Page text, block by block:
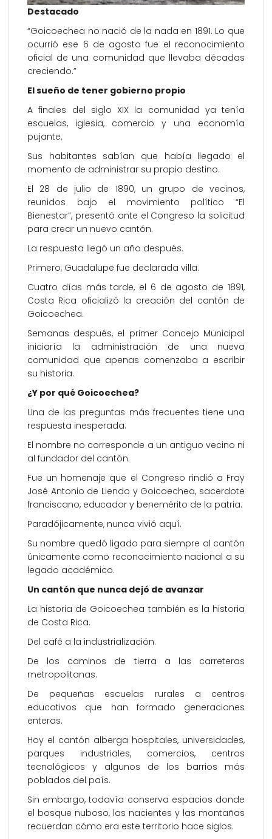
Destacado
“Goicoechea no nació de la nada en 1891. Lo que
ocurrió ese 6 de agosto fue el reconocimiento
oficial de una comunidad que llevaba décadas
creciendo.”
El sueño de tener gobierno propio
A finales del siglo XIX la comunidad ya tenía
escuelas, iglesia, comercio y una economía
pujante.
Sus habitantes sabían que había llegado el
momento de administrar su propio destino.
El 28 de julio de 1890, un grupo de vecinos,
reunidos bajo el movimiento político “El
Bienestar”, presentó ante el Congreso la solicitud
para crear un nuevo cantón.
La respuesta llegó un año después.
Primero, Guadalupe fue declarada villa.
Cuatro días más tarde, el 6 de agosto de 1891,
Costa Rica oficializó la creación del cantón de
Goicoechea.
Semanas después, el primer Concejo Municipal
iniciaría la administración de una nueva
comunidad que apenas comenzaba a escribir
su historia.
¿Y por qué Goicoechea?
Una de las preguntas más frecuentes tiene una
respuesta inesperada.
El nombre no corresponde a un antiguo vecino ni
al fundador del cantón.
Fue un homenaje que el Congreso rindió a Fray
José Antonio de Liendo y Goicoechea, sacerdote
franciscano, educador y benemérito de la patria.
Paradójicamente, nunca vivió aquí.
Su nombre quedó ligado para siempre al cantón
únicamente como reconocimiento nacional a su
legado académico.
Un cantón que nunca dejó de avanzar
La historia de Goicoechea también es la historia
de Costa Rica.
Del café a la industrialización.
De los caminos de tierra a las carreteras
metropolitanas.
De pequeñas escuelas rurales a centros
educativos que han formado generaciones
enteras.
Hoy el cantón alberga hospitales, universidades,
parques industriales, comercios, centros
tecnológicos y algunos de los barrios más
poblados del país.
Sin embargo, todavía conserva espacios donde
el bosque nuboso, las nacientes y las montañas
recuerdan cómo era este territorio hace siglos.